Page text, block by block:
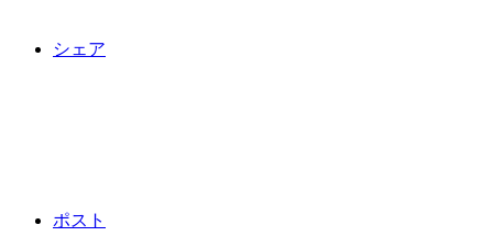
シェア
ポスト